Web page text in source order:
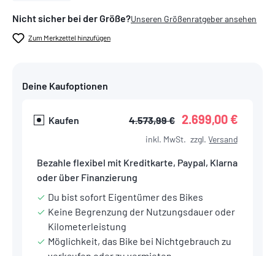
Nicht sicher bei der Größe?Unseren Größenratgeber ansehen
Zum Merkzettel hinzufügen
Deine Kaufoptionen
Kaufen 4.573,99 € 2.699,00 €
inkl. MwSt. zzgl. Versand
Bezahle flexibel mit Kreditkarte, Paypal, Klarna
oder über Finanzierung
Du bist sofort Eigentümer des Bikes
Keine Begrenzung der Nutzungsdauer oder
Kilometerleistung
Möglichkeit, das Bike bei Nichtgebrauch zu